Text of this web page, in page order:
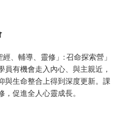
、輔導、靈修」: 召命探索營」
員有機會走入內心、與主親近，
與生命整合上得到深度更新。課
促進全人心靈成長。